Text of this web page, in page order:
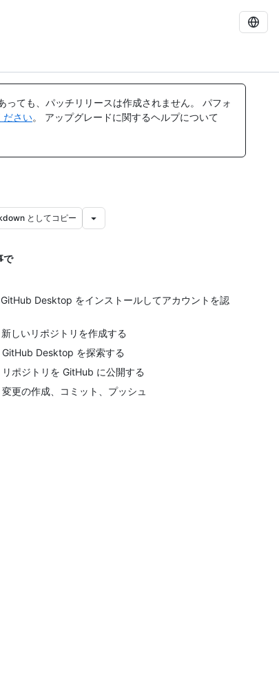
っても、パッチリリースは作成されません。 パフォ
ださい。 アップグレードに関するヘルプについて
としてコピー
で
Desktop をインストールしてアカウントを認
しいリポジトリを作成する
Desktop を探索する
ポジトリを GitHub に公開する
更の作成、コミット、プッシュ